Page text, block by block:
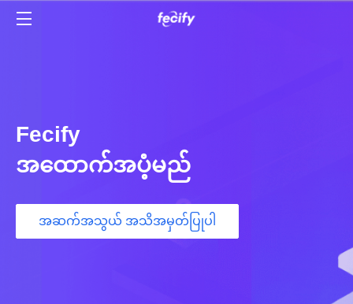
Fecify
အထောက်အပံ့မည်
အဆက်အသွယ် အသိအမှတ်ပြုပါ